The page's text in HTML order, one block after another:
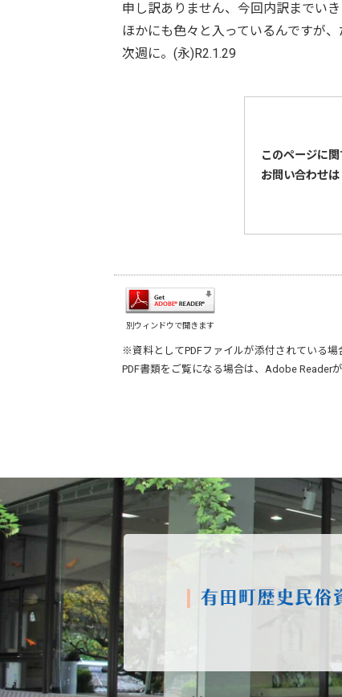
申し訳ありません、今回内訳までい
ほかにも色々と入っているんですが
次週に。(永)R2.1.29
このページに関
お問い合わせは
別ウィンドウで開きます
※資料としてPDFファイルが添付されている場
PDF書類をご覧になる場合は、 Adobe Reader